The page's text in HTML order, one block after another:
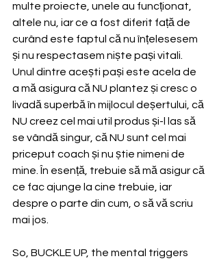
multe proiecte, unele au funcționat,
altele nu, iar ce a fost diferit față de
curând este faptul că nu înțelesesem
și nu respectasem niște pași vitali.
Unul dintre acești pași este acela de
a mă asigura că NU plantez și cresc o
livadă superbă în mijlocul deșertului, că
NU creez cel mai util produs și-l las să
se vândă singur, că NU sunt cel mai
priceput coach și nu știe nimeni de
mine. În esență, trebuie să mă asigur că
ce fac ajunge la cine trebuie, iar
despre o parte din cum, o să vă scriu
mai jos.
So, BUCKLE UP, the mental triggers